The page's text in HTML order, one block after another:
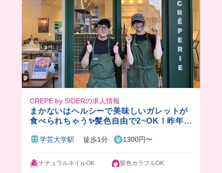
CREPE by SIDERの求人情報
まかないはヘルシーで美味しいガレットが
食べられちゃう✨髪色自由で2~OK！昨年1
やすい💓
学芸大学駅 徒歩1分 1300円〜
ナチュラルネイルOK
髪色カラフルOK